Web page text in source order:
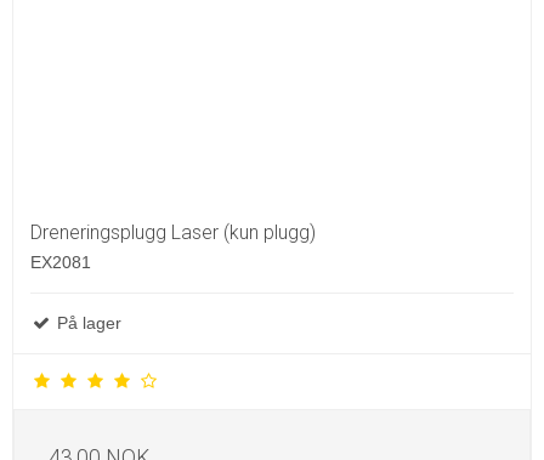
Dreneringsplugg Laser (kun plugg)
EX2081
På lager